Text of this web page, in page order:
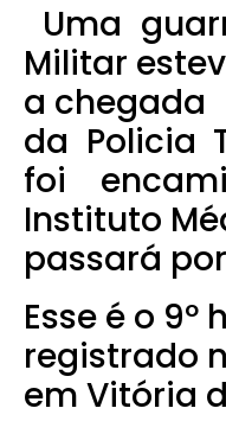
Uma
Militar
a chegada
da Policia
foi
Instituto
passará
Esse é o 9º
registrado
em Vitória